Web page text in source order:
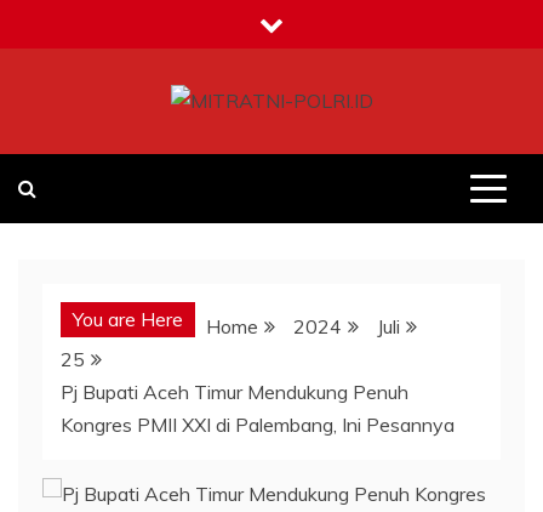
to
You are Here Home 2024
Juli
25
Pj Bupati Aceh Timur Mendukung Penuh
Kongres PMII XXI di Palembang, Ini Pesannya